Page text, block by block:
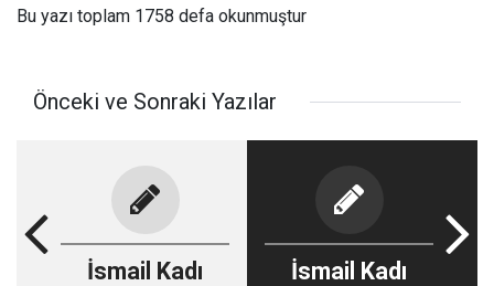
Bu yazı toplam 1758 defa okunmuştur
Önceki ve Sonraki Yazılar
İsmail Kadı İsmail Kadı